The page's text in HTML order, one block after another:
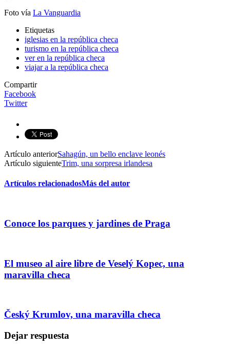
Foto vía La Vanguardia
Etiquetas
iglesias en la república checa
turismo en la república checa
ver en la república checa
viajar a la república checa
Compartir
Facebook
Twitter
Artículo anteriorSahagún, un bello enclave leonés
Artículo siguienteTrim, una sorpresa irlandesa
Artículos relacionadosMás del autor
Conoce los parques y jardines de Praga
El museo al aire libre de Veselý Kopec, una
maravilla checa
Český Krumlov, una maravilla checa
Dejar respuesta